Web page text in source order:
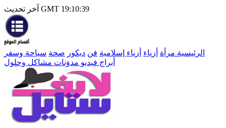
آخر تحديث GMT 19:10:39
الرئيسية مرأة أزياء أزياء إسلامية فن ديكور صحة سياحة وسفر
أبراج فيديو مدوَنات مشاكل وحلول